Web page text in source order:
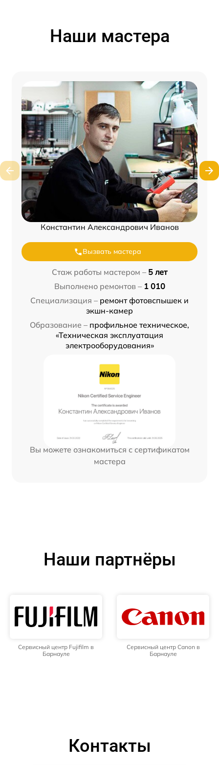
Наши мастера
Константин Александрович Иванов
Вызвать мастера
Стаж работы мастером – 5 лет
Выполнено ремонтов – 1 010
Специализация – ремонт фотовспышек и
экшн-камер
Образование – профильное техническое,
«Техническая эксплуатация
электрооборудования»
Вы можете ознакомиться с сертификатом
мастера
Наши партнёры
Сервисный центр Fujifilm в
Барнауле
Сервисный центр Canon в
Барнауле
Контакты